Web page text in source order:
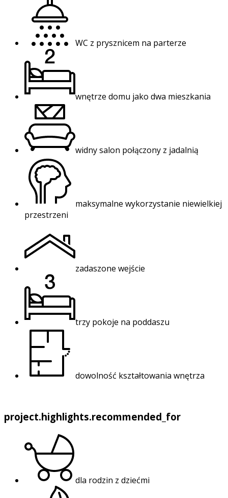
WC z prysznicem na parterze
wnętrze domu jako dwa mieszkania
widny salon połączony z jadalnią
maksymalne wykorzystanie niewielkiej
przestrzeni
zadaszone wejście
trzy pokoje na poddaszu
dowolność kształtowania wnętrza
project.highlights.recommended_for
dla rodzin z dziećmi